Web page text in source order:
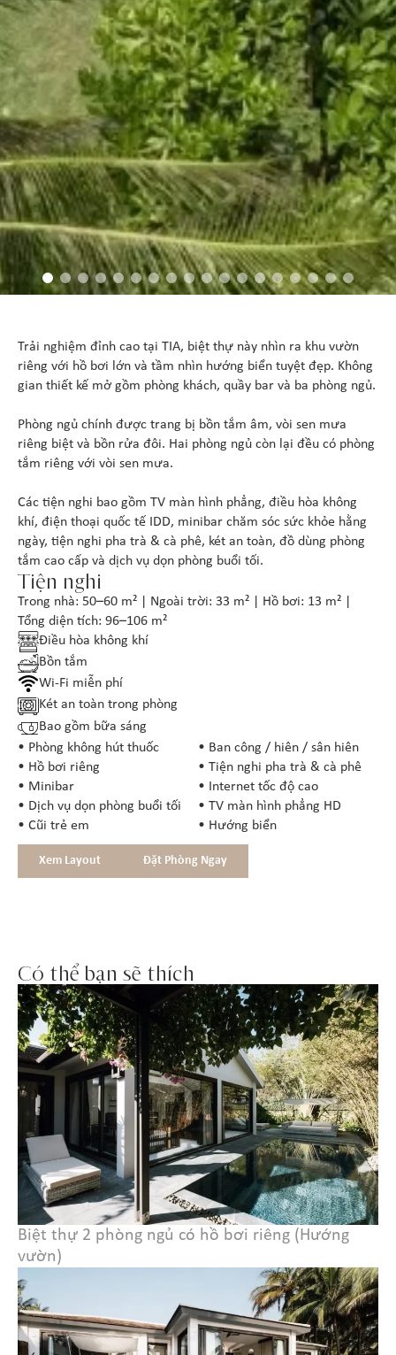
Trải nghiệm đỉnh cao tại TIA, biệt thự này nhìn ra khu vườn
riêng với hồ bơi lớn và tầm nhìn hướng biển tuyệt đẹp. Không
gian thiết kế mở gồm phòng khách, quầy bar và ba phòng ngủ.
Phòng ngủ chính được trang bị bồn tắm âm, vòi sen mưa
riêng biệt và bồn rửa đôi. Hai phòng ngủ còn lại đều có phòng
tắm riêng với vòi sen mưa.
Các tiện nghi bao gồm TV màn hình phẳng, điều hòa không
khí, điện thoại quốc tế IDD, minibar chăm sóc sức khỏe hằng
ngày, tiện nghi pha trà & cà phê, két an toàn, đồ dùng phòng
tắm cao cấp và dịch vụ dọn phòng buổi tối.
Tiện nghi
Trong nhà: 50–60 m² | Ngoài trời: 33 m² | Hồ bơi: 13 m² |
Tổng diện tích: 96–106 m²
Điều hòa không khí
Bồn tắm
Wi-Fi miễn phí
Két an toàn trong phòng
Bao gồm bữa sáng
• Phòng không hút thuốc
• Hồ bơi riêng
• Minibar
• Dịch vụ dọn phòng buổi tối
• Cũi trẻ em
• Ban công / hiên / sân hiên
• Tiện nghi pha trà & cà phê
• Internet tốc độ cao
• TV màn hình phẳng HD
• Hướng biển
Xem Layout Đặt Phòng Ngay
Có thể bạn sẽ thích
Biệt thự 2 phòng ngủ có hồ bơi riêng (Hướng
vườn)